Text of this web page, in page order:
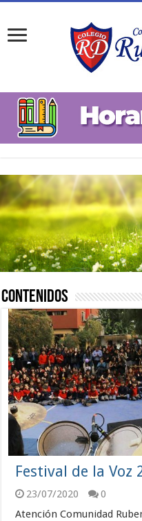
Contenidos
Festival de la Voz
23/07/2020
0
Atención Comunidad